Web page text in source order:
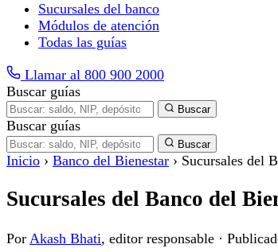
Sucursales del banco
Módulos de atención
Todas las guías
Llamar al 800 900 2000
Buscar guías
Buscar
Buscar guías
Buscar
Inicio › Banco del Bienestar › Sucursales del
Sucursales del Banco del
Por Akash Bhati, editor responsable ·